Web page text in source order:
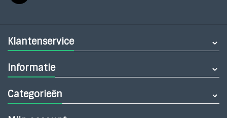
Klantenservice
Informatie
Categorieën